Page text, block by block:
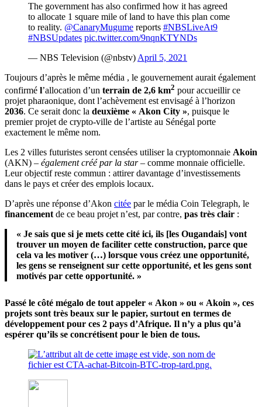
The government has also confirmed how it has agreed
to allocate 1 square mile of land to have this plan come
to reality. @CanaryMugume reports #NBSLiveAt9
#NBSUpdates pic.twitter.com/9nqnKTYNDs
— NBS Television (@nbstv) April 5, 2021
Toujours d’après le même média , le gouvernement aurait également
confirmé l’allocation d’un terrain de 2,6 km2 pour accueillir ce
projet pharaonique, dont l’achèvement est envisagé à l’horizon
2036. Ce serait donc la deuxième « Akon City », puisque le
premier projet de crypto-ville de l’artiste au Sénégal porte
exactement le même nom.
Les 2 villes futuristes seront censées utiliser la cryptomonnaie Akoin
(AKN) – également créé par la star– comme monnaie officielle.
Leur objectif reste commun : attirer davantage d’investissements
dans le pays et créer des emplois locaux.
D’après une réponse d’Akon citée par le média Coin Telegraph, le
financement de ce beau projet n’est, par contre, pas très clair :
« Je sais que si je mets cette cité ici, ils [les Ougandais] vont
trouver un moyen de faciliter cette construction, parce que
cela va les motiver (…) lorsque vous créez une opportunité,
les gens se renseignent sur cette opportunité, et les gens sont
motivés par cette opportunité. »
Passé le côté mégalo de tout appeler « Akon » ou « Akoin », ces
projets sont très beaux sur le papier, surtout en termes de
développement pour ces 2 pays d’Afrique. Il n’y a plus qu’à
espérer qu’ils se concrétisent pour le bien de tous.